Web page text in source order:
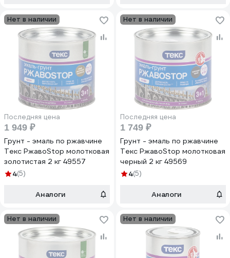
Нет в наличии
Последняя цена
1 949 ₽
Грунт - эмаль по ржавчине
Текс РжавоStop молотковая
золотистая 2 кг 49557
4(5)
Аналоги
Нет в наличии
Последняя цена
1 749 ₽
Грунт - эмаль по ржавчине
Текс РжавоStop молотковая
черный 2 кг 49569
4(5)
Аналоги
Нет в наличии Нет в наличии